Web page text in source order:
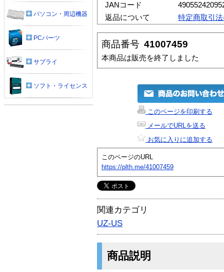
JANコード
返品について
特定商取引
商品番号 41007459
本商品は販売を終了しました
このページを印刷する
メールでURLを送る
お気に入りに追加する
このページのURL
https://plth.me/41007459
関連カテゴリ
UZ-US
商品説明
パソコン・周辺機器
PCパーツ
サプライ
ソフト・ライセンス